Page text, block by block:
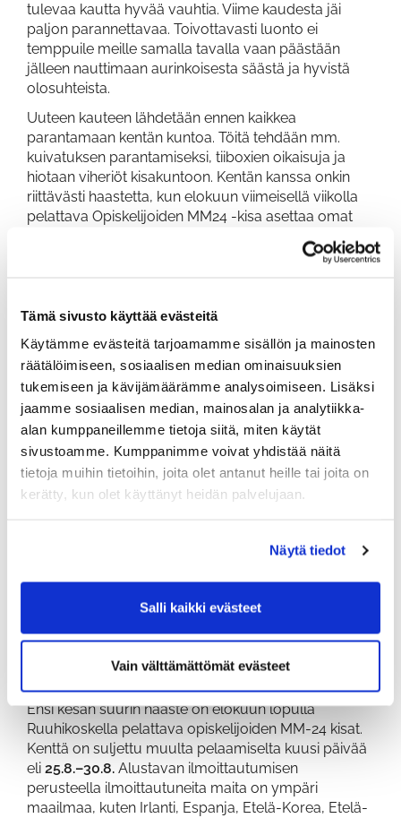
Tämä sivusto käyttää evästeitä
Käytämme evästeitä tarjoamamme sisällön ja mainosten
räätälöimiseen, sosiaalisen median ominaisuuksien
tukemiseen ja kävijämäärämme analysoimiseen. Lisäksi
jaamme sosiaalisen median, mainosalan ja analytiikka-
alan kumppaneillemme tietoja siitä, miten käytät
sivustoamme. Kumppanimme voivat yhdistää näitä
tietoja muihin tietoihin, joita olet antanut heille tai joita on
kerätty, kun olet käyttänyt heidän palvelujaan.
Näytä tiedot
Salli kaikki evästeet
Vain välttämättömät evästeet
tulevaa kautta hyvää vauhtia. Viime kaudesta jäi
paljon parannettavaa. Toivottavasti luonto ei
temppuile meille samalla tavalla vaan päästään
jälleen nauttimaan aurinkoisesta säästä ja hyvistä
olosuhteista.
Uuteen kauteen lähdetään ennen kaikkea
parantamaan kentän kuntoa. Töitä tehdään mm.
kuivatuksen parantamiseksi, tiiboxien oikaisuja ja
hiotaan viheriöt kisakuntoon. Kentän kanssa onkin
riittävästi haastetta, kun elokuun viimeisellä viikolla
pelattava Opiskelijoiden MM24 -kisa asettaa omat
vaatimuksensa. Ruuhikosken osalta kisan järjestelyt
on vauhdissa, kilpailutoimikunta on kokoontunut jo
vapaaehtoisia.
Yhtiön taloutta tuettiin tälle kaudelle merkittävästi.
Pelaamisen hintoja oli tarpeen nostaa voidaksemme
vastata alati nouseviin kustannuksiin. Haasteita
varmaankin vielä riittää, koska yleinen taloudellinen
tilanne kääntyy hitaasti parempaan suuntaan.
Uudistustakin on tulossa, kun rangella saadaan
käyttöön uusi lyöntikatos. Ravintolan toimintaa on
myös tarkoitus elävöittää uusilla tapahtumilla ja
Strategiatyötä on talven aikana tehty seuran ja
yhtiön voimin. Kevään aikana saadaan suuntaviivat
selviksi ja se on valmis syksyllä 2024. Strategiasta
syntyy Ruuhikosken yhteisön strategia, johon
yhtiön yhteisiksi päämääriksi. Näin syntyy
Ruuhikoskigolfin visio, mihin me tavoittelemme
Ensi kesän suurin haaste on elokuun lopulla
Ruuhikoskella pelattava opiskelijoiden MM-24 kisat.
Kenttä on suljettu muulta pelaamiselta kuusi päivää
eli 25.8.–30.8. Alustavan ilmoittautumisen
perusteella ilmoittautuneita maita on ympäri
maailmaa, kuten Irlanti, Espanja, Etelä-Korea, Etelä-